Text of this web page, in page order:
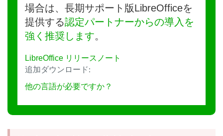
場合は、長期サポート版LibreOfficeを
提供する認定パートナーからの導入を
強く推奨します。
LibreOffice リリースノート
追加ダウンロード:
他の言語が必要ですか？